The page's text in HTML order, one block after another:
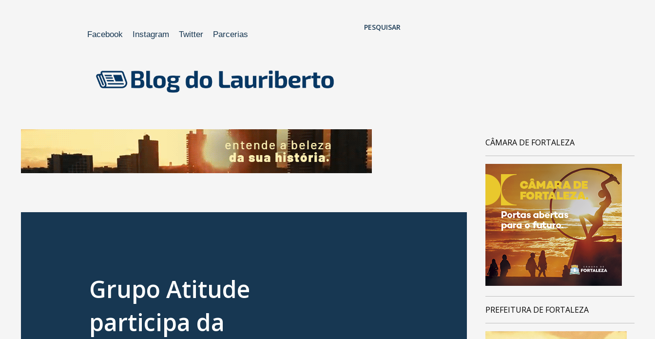
Facebook Instagram Twitter Parcerias
PESQUISAR
Grupo Atitude
participa da
CÂMARA DE FORTALEZA
PREFEITURA DE FORTALEZA